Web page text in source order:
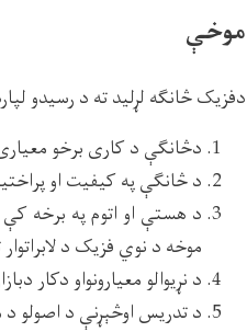
موخې
دفزیک څانګه لړلید ته د رسیدو
دڅانګې د کاری برخو
د څانګې په کیفیت او
د هستې او اتوم په برخه
موخه د نوي فزیک د
د نړیوالو معیارونواو دکار
د تدریس اوڅېړنې د اصولو